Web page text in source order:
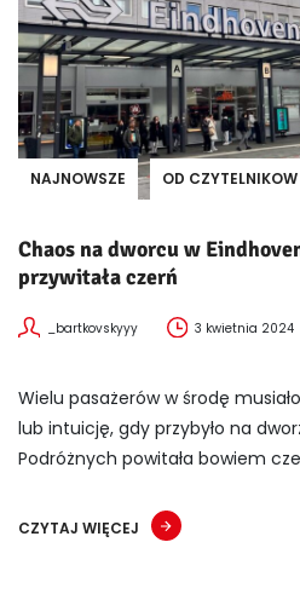
NAJNOWSZE OD CZYTELNIKOW
Chaos na dworcu w
przywitała czerń
_bartkovskyyy 3 kwietnia 2024
Wielu pasażerów w środę
lub intuicję, gdy przybyło na
Podróżnych powitała bowiem
CZYTAJ WIĘCEJ